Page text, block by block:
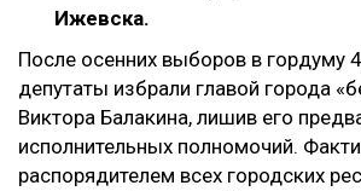
Ижевска.
После осенних выборов в гордуму
депутаты избрали главой города
Виктора Балакина, лишив его
исполнительных полномочий.
распорядителем всех городских